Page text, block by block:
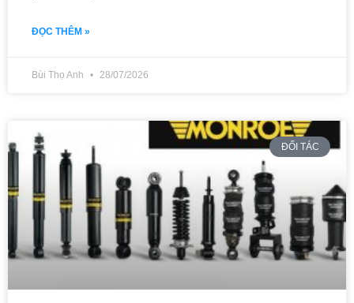
ĐỌC THÊM »
Bùi Thọ Anh 28/07/2026
ĐỐI TÁC